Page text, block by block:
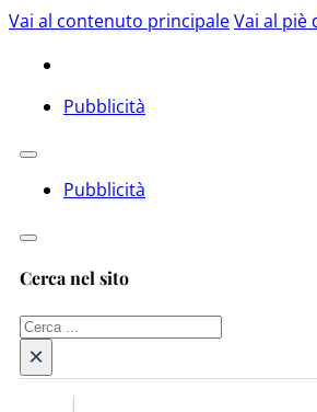
Vai al contenuto principaleVai al piè
Pubblicità
Pubblicità
Cerca nel sito
Cerca
×